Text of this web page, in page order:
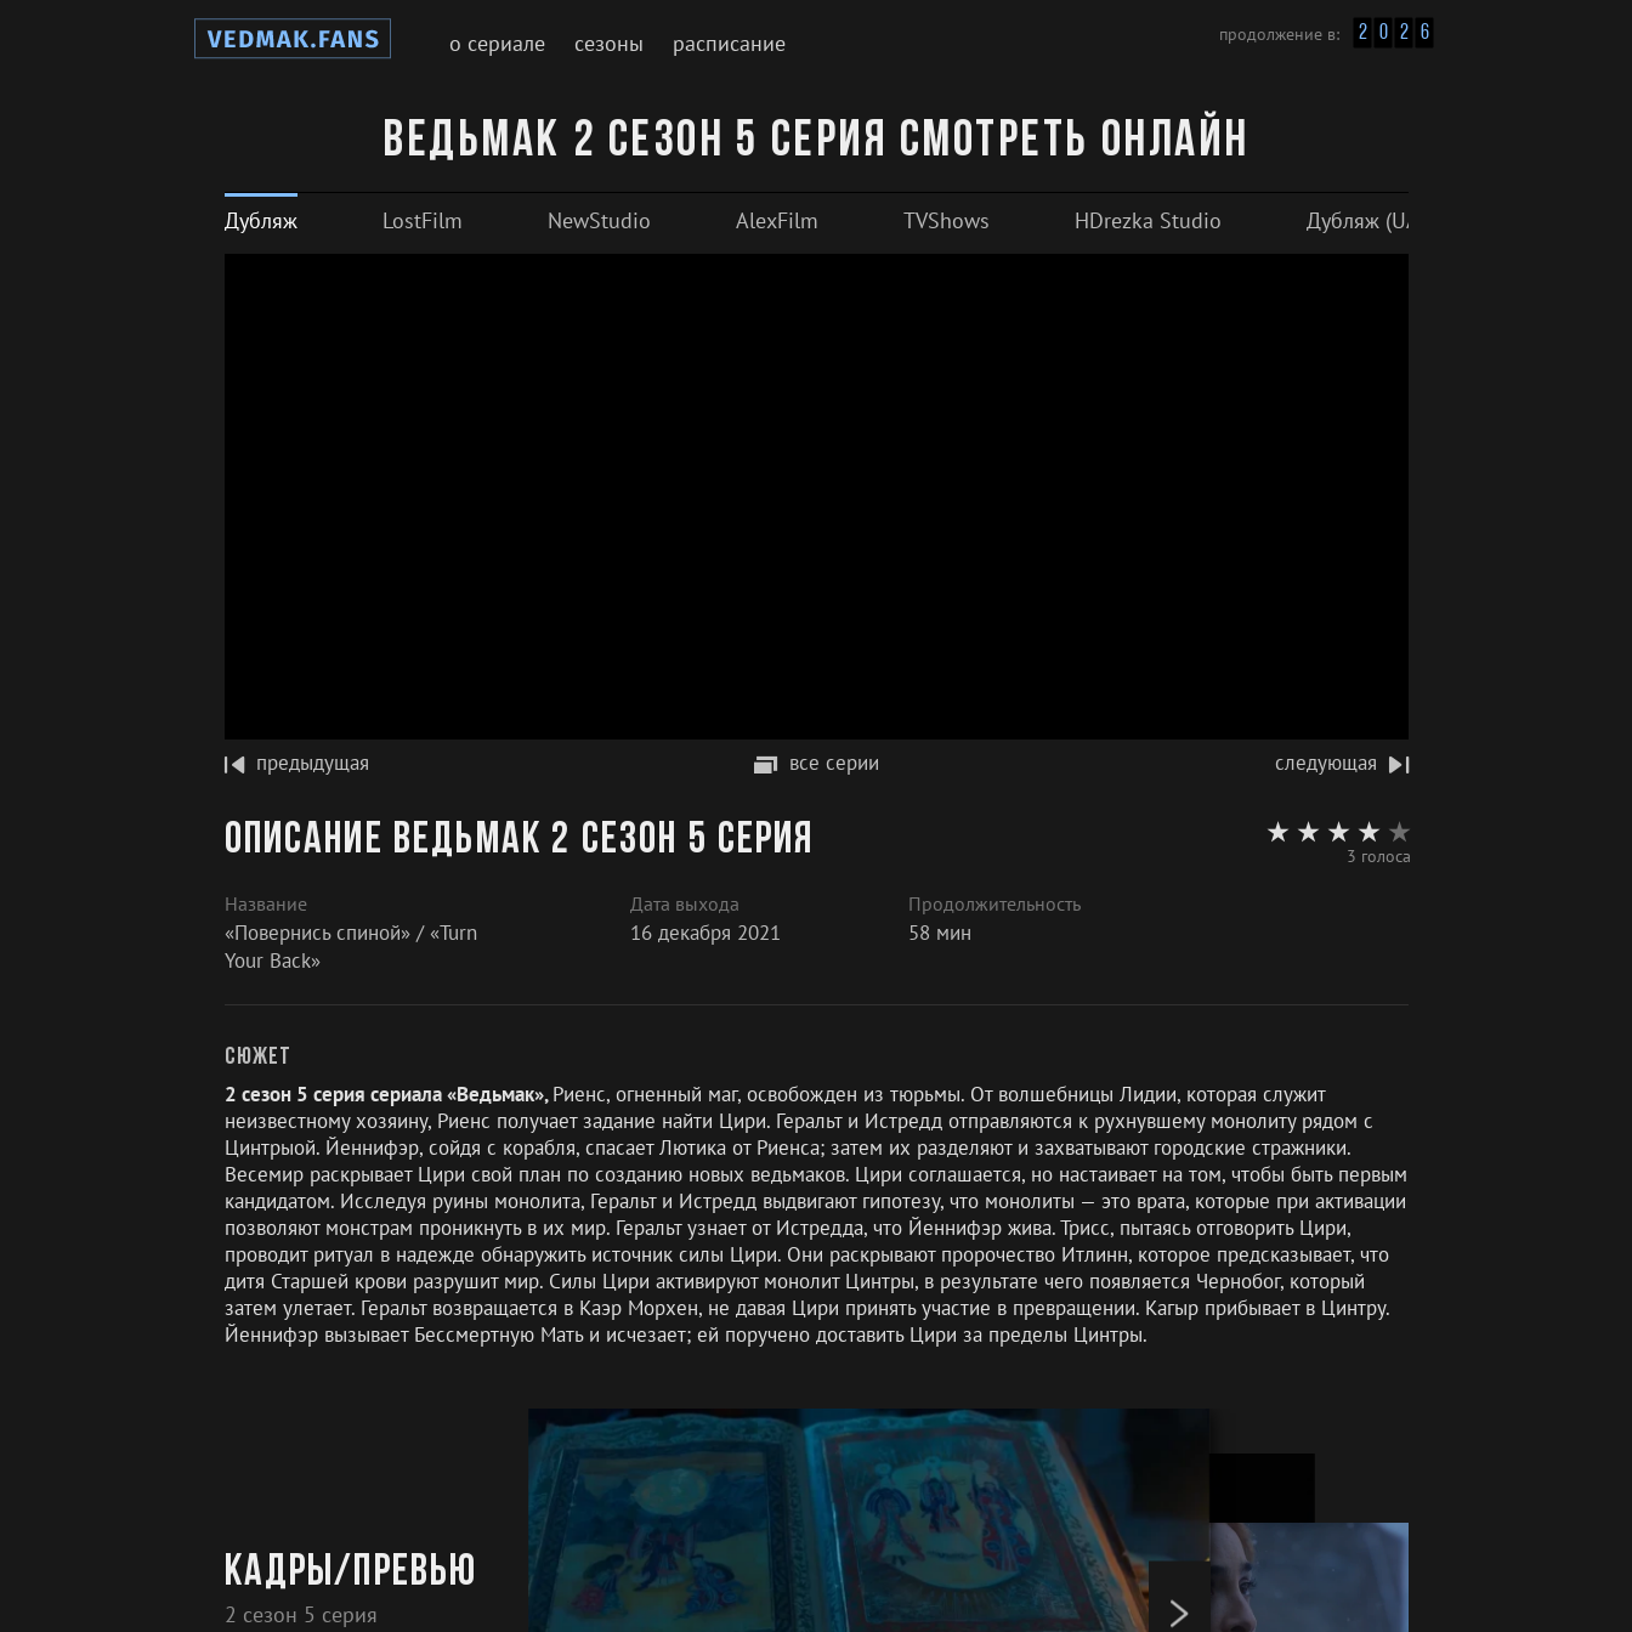
о сериале сезоны расписание продолжение в: 2 0 2 6
Ведьмак 2 сезон 5 серия смотреть онлайн
Дубляж LostFilm NewStudio AlexFilm TVShows HDrezka Studio Дубляж (UA)
предыдущая все серии следующая
3 голоса
Описание Ведьмак 2 сезон 5 серия
Название
«Повернись спиной» / «Turn
Your Back»
Дата выхода
16 декабря 2021
Продолжительность
58 мин
Сюжет
2 сезон 5 серия сериала «Ведьмак»,Риенс, огненный маг, освобожден из тюрьмы. От волшебницы Лидии, которая служит
неизвестному хозяину, Риенс получает задание найти Цири. Геральт и Истредд отправляются к рухнувшему монолиту рядом с
Цинтрыой. Йеннифэр, сойдя с корабля, спасает Лютика от Риенса; затем их разделяют и захватывают городские стражники.
Весемир раскрывает Цири свой план по созданию новых ведьмаков. Цири соглашается, но настаивает на том, чтобы быть первым
кандидатом. Исследуя руины монолита, Геральт и Истредд выдвигают гипотезу, что монолиты — это врата, которые при активации
позволяют монстрам проникнуть в их мир. Геральт узнает от Истредда, что Йеннифэр жива. Трисс, пытаясь отговорить Цири,
проводит ритуал в надежде обнаружить источник силы Цири. Они раскрывают пророчество Итлинн, которое предсказывает, что
дитя Старшей крови разрушит мир. Силы Цири активируют монолит Цинтры, в результате чего появляется Чернобог, который
затем улетает. Геральт возвращается в Каэр Морхен, не давая Цири принять участие в превращении. Кагыр прибывает в Цинтру.
Йеннифэр вызывает Бессмертную Мать и исчезает; ей поручено доставить Цири за пределы Цинтры.
Кадры/превью
2 сезон 5 серия